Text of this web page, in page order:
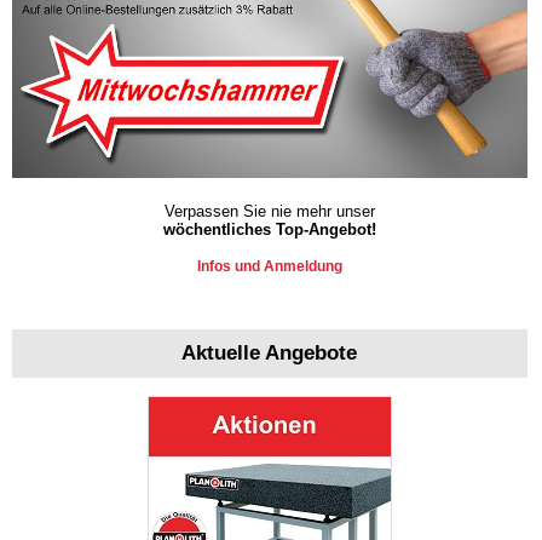
Verpassen Sie nie mehr unser
wöchentliches Top-Angebot!
Infos und Anmeldung
Aktuelle Angebote